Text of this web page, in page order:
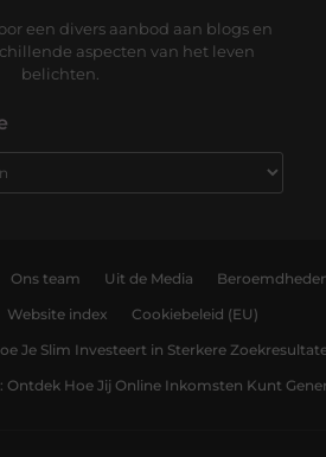
een divers aanbod aan blogs en
aspecten van het leven
belichten.
Ons team Uit de Media
Website index Cookiebeleid (EU)
Je Slim Investeert in Sterkere
Ontdek Hoe Jij Online Inkomsten Kunt